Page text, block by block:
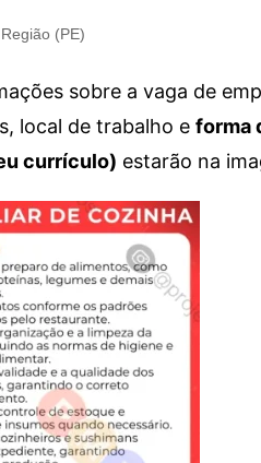
(PE)
sobre a vaga de
local de trabalho e forma
currículo) estarão na